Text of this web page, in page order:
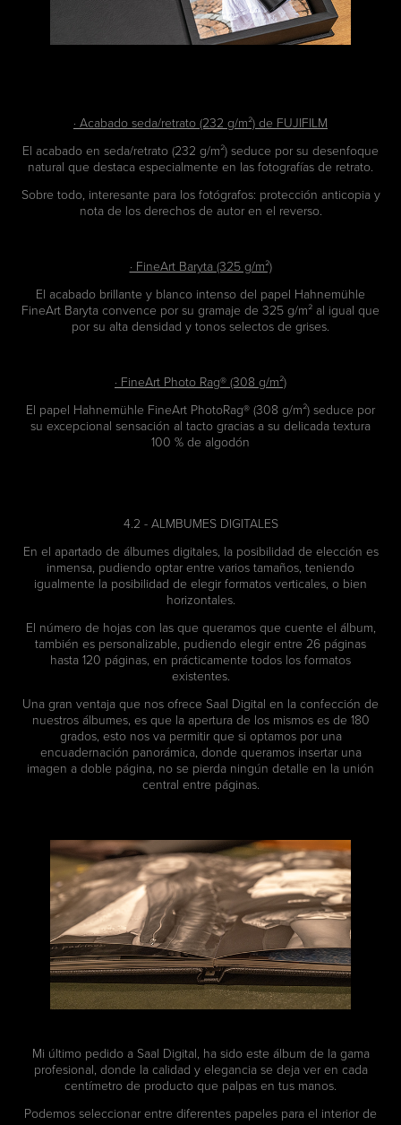
· Acabado seda/retrato (232 g/m²) de FUJIFILM
El acabado en seda/retrato (232 g/m²) seduce por su desenfoque
natural que destaca especialmente en las fotografías de retrato.
Sobre todo, interesante para los fotógrafos: protección anticopia y
nota de los derechos de autor en el reverso.
· FineArt Baryta (325 g/m²)
El acabado brillante y blanco intenso del papel Hahnemühle
FineArt Baryta convence por su gramaje de 325 g/m² al igual que
por su alta densidad y tonos selectos de grises.
· FineArt Photo Rag® (308 g/m²)
El papel Hahnemühle FineArt PhotoRag® (308 g/m²) seduce por
su excepcional sensación al tacto gracias a su delicada textura
100 % de algodón
4.2 - ALMBUMES DIGITALES
En el apartado de álbumes digitales, la posibilidad de elección es
inmensa, pudiendo optar entre varios tamaños, teniendo
igualmente la posibilidad de elegir formatos verticales, o bien
horizontales.
El número de hojas con las que queramos que cuente el álbum,
también es personalizable, pudiendo elegir entre 26 páginas
hasta 120 páginas, en prácticamente todos los formatos
existentes.
Una gran ventaja que nos ofrece Saal Digital en la confección de
nuestros álbumes, es que la apertura de los mismos es de 180
grados, esto nos va permitir que si optamos por una
encuadernación panorámica, donde queramos insertar una
imagen a doble página, no se pierda ningún detalle en la unión
central entre páginas.
Mi último pedido a Saal Digital, ha sido este álbum de la gama
profesional, donde la calidad y elegancia se deja ver en cada
centímetro de producto que palpas en tus manos.
Podemos seleccionar entre diferentes papeles para el interior de